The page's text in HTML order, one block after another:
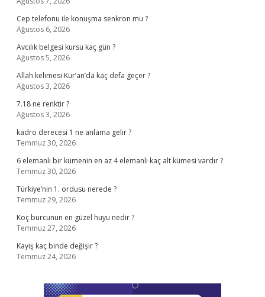
Cep telefonu ile konuşma senkron mu ?
Ağustos 6, 2026
Avcılık belgesi kursu kaç gün ?
Ağustos 5, 2026
Allah kelimesi Kur’an’da kaç defa geçer ?
Ağustos 3, 2026
7.18 ne renktir ?
Ağustos 3, 2026
kadro derecesi 1 ne anlama gelir ?
Temmuz 30, 2026
6 elemanlı bir kümenin en az 4 elemanlı kaç alt kümesi vardır ?
Temmuz 30, 2026
Türkiye’nin 1. ordusu nerede ?
Temmuz 29, 2026
Koç burcunun en güzel huyu nedir ?
Temmuz 27, 2026
Kayış kaç binde değişir ?
Temmuz 24, 2026